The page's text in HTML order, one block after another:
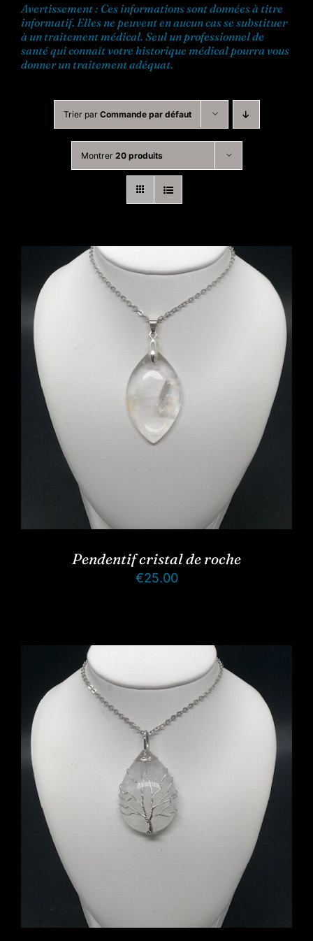
Avertissement : Ces informations sont données à titre
informatif. Elles ne peuvent en aucun cas se substituer
à un traitement médical. Seul un professionnel de
santé qui connaît votre historique médical pourra vous
donner un traitement adéquat.
Trier par Commande par défaut
Montrer 20 produits
Pendentif cristal de roche
€25.00